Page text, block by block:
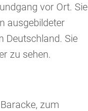
vor Ort. Sie
ausgebildeter
Deutschland. Sie
zu sehen.
zum